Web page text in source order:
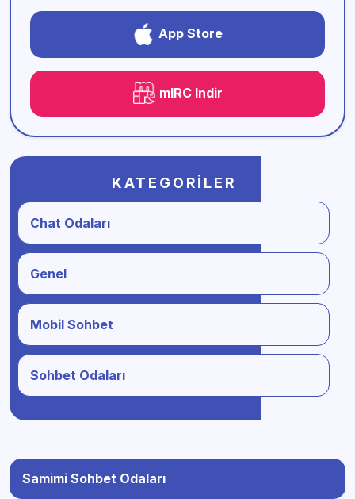
App Store
mIRC Indir
KATEGORILER
Chat Odaları
Genel
Mobil Sohbet
Sohbet Odaları
Samimi Sohbet Odaları